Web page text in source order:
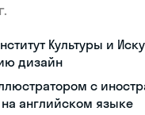
Культуры и
дизайн
с
английском языке